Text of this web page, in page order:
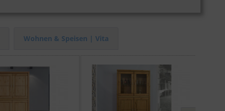
Wohnen & Speisen | Vita